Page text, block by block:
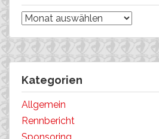
Archiv
Kategorien
Allgemein
Rennbericht
Sponsoring